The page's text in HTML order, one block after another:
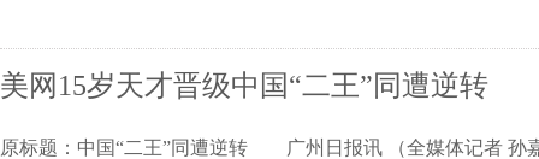
美网15岁天才晋级中国“二王”同遭逆转
原标题：中国“二王”同遭逆转 广州日报讯 （全媒体记者 孙